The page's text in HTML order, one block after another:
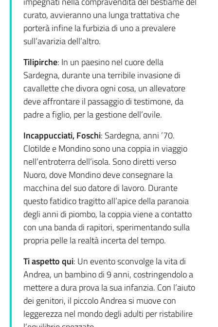
curato, avvieranno una lunga trattativa che
porterà infine la furbizia di uno a prevalere
sull’avarizia dell’altro.
Tilipirche: In un paesino nel cuore della
Sardegna, durante una terribile invasione di
cavallette che divora ogni cosa, un allevatore
deve affrontare il passaggio di testimone, da
padre a figlio, per la gestione dell’ovile.
Incappucciati, Foschi: Sardegna, anni ’70.
Clotilde e Mondino sono una coppia in viaggio
nell’entroterra dell’isola. Sono diretti verso
Nuoro, dove Mondino deve consegnare la
macchina del suo datore di lavoro. Durante
questo fatidico tragitto all’apice della paranoia
degli anni di piombo, la coppia viene a contatto
con una banda di rapitori, sperimentando sulla
propria pelle la realtà incerta del tempo.
Ti aspetto qui: Un evento sconvolge la vita di
Andrea, un bambino di 9 anni, costringendolo a
mettere a dura prova la sua infanzia. Con l’aiuto
dei genitori, il piccolo Andrea si muove con
leggerezza nel mondo degli adulti per ristabilire